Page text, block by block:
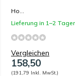
Ho...
Lieferung in 1–2
Vergleichen
158,50
(191,79 Inkl. MwSt.)